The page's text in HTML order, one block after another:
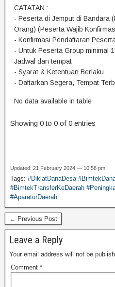
CATATAN :
- Peserta di Jemput di Bandara
Orang) (Peserta Wajib
- Konfirmasi Pendaftaran
- Untuk Peserta Group minimal
Jadwal dan tempat
- Syarat & Ketentuan Berlaku
- Daftarkan Segera, Tempat
No data available in table
Showing 0 to 0 of 0 entries
Updated: 21 February 2024 — 10:58 pm
Tags: #DiklatDanaDesa
#BimtekTransferKeDaerah
#AparaturDaerah
← Previous Post
Leave a Reply
Your email address will not be
Comment *